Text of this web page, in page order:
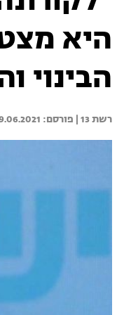
היא
הבינוי
רשת 13 |